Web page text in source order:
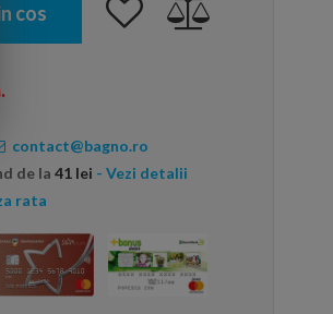
cos
contact@bagno.ro
de la 41 lei - Vezi detalii
rata